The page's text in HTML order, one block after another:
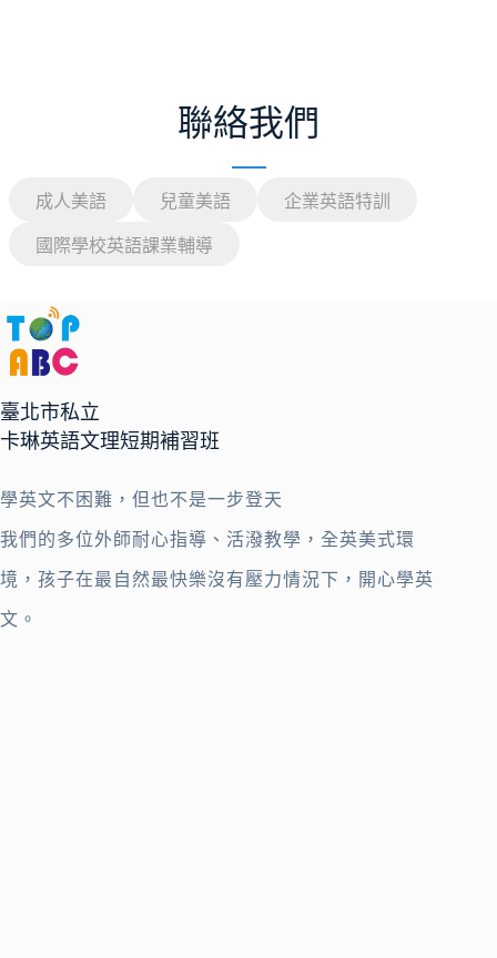
聯絡我們
成人美語 兒童美語 企業英語特訓
國際學校英語課業輔導
臺北市私立
卡琳英語文理短期補習班
學英文不困難，但也不是一步登天
我們的多位外師耐心指導、活潑教學，全英美式環
境，孩子在最自然最快樂沒有壓力情況下，開心學英
文。